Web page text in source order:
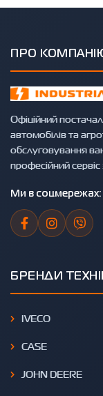
ПРО
Офіційний
автомобілів та
обслуговування
професійний
Ми в соцмережах:
БРЕНДИ
IVECO
CASE
JOHN DEERE